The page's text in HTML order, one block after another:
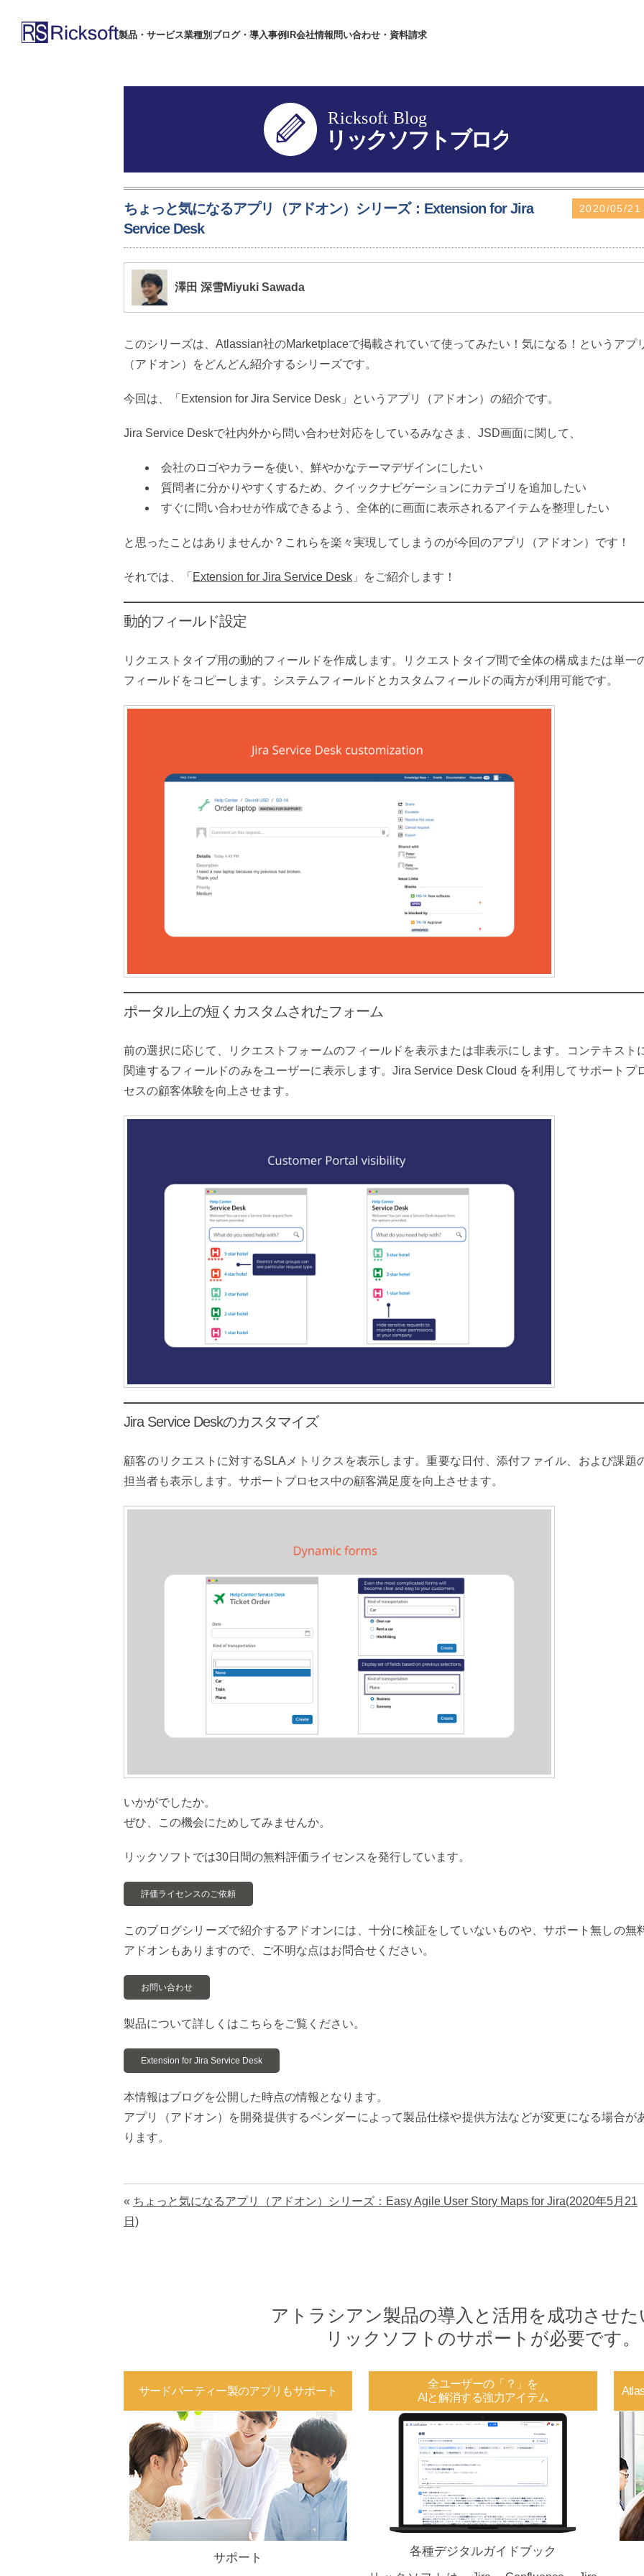
製品・サービス業種別 ブログ・導入事例IR会社情報問い合わせ・資料請求
2020/05/21
ちょっと気になるアプリ（アドオン）シリーズ：Extension for Jira
Service Desk
澤田 深雪Miyuki Sawada
このシリーズは、Atlassian社のMarketplaceで掲載されていて使ってみたい！気になる！というアプ
（アドオン）をどんどん紹介するシリーズです。
今回は、「Extension for Jira Service Desk」というアプリ（アドオン）の紹介です。
Jira Service Deskで社内外から問い合わせ対応をしているみなさま、JSD画面に関して、
会社のロゴやカラーを使い、鮮やかなテーマデザインにしたい
質問者に分かりやすくするため、クイックナビゲーションにカテゴリを追加したい
すぐに問い合わせが作成できるよう、全体的に画面に表示されるアイテムを整理したい
と思ったことはありませんか？これらを楽々実現してしまうのが今回のアプリ（アドオン）です！
それでは、「 Extension for Jira Service Desk 」をご紹介します！
動的フィールド設定
リクエストタイプ用の動的フィールドを作成します。リクエストタイプ間で全体の構成または単一
フィールドをコピーします。システムフィールドとカスタムフィールドの両方が利用可能です。
ポータル上の短くカスタムされたフォーム
前の選択に応じて、リクエストフォームのフィールドを表示または非表示にします。コンテキスト
関連するフィールドのみをユーザーに表示します。Jira Service Desk Cloud を利用してサポートプ
セスの顧客体験を向上させます。
Jira Service Deskのカスタマイズ
顧客のリクエストに対するSLAメトリクスを表示します。重要な日付、添付ファイル、および課題
担当者も表示します。サポートプロセス中の顧客満足度を向上させます。
いかがでしたか。
ぜひ、この機会にためしてみませんか。
リックソフトでは30日間の無料評価ライセンスを発行しています。
評価ライセンスのご依頼
このブログシリーズで紹介するアドオンには、十分に検証をしていないものや、サポート無しの無
アドオンもありますので、ご不明な点はお問合せください。
お問い合わせ
製品について詳しくはこちらをご覧ください。
Extension for Jira Service Desk
本情報はブログを公開した時点の情報となります。
アプリ（アドオン）を開発提供するベンダーによって製品仕様や提供方法などが変更になる場合が
ります。
« ちょっと気になるアプリ（アドオン）シリーズ：Easy Agile User Story Maps for Jira(2020年5月21
日)
アトラシアン製品の導入と活用を 成功させ
リックソフトのサポートが必要です。
サードパーティー製のアプリもサポート
サポート
全ユーザーの「？」を
AIと解消する強力アイテム
各種デジタルガイドブック